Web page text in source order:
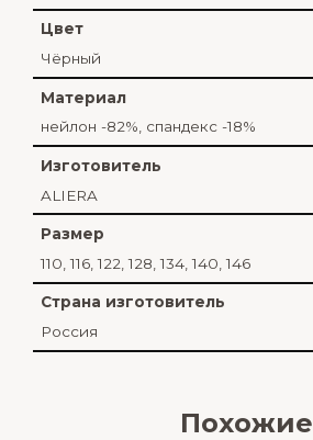
Цвет
Чёрный
Материал
нейлон -82%, спандекс -18%
Изготовитель
ALIERA
Размер
110, 116, 122, 128, 134, 140, 146
Страна изготовитель
Россия
Похожие